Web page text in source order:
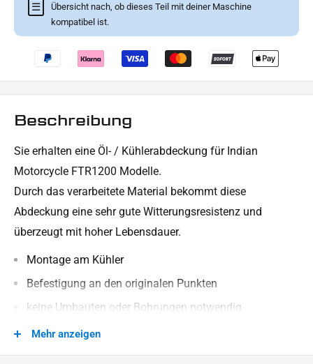
☰
Übersicht nach, ob dieses Teil mit deiner Maschine
kompatibel ist.
Beschreibung
Sie erhalten eine Öl- / Kühlerabdeckung für Indian
Motorcycle FTR1200 Modelle.
Durch das verarbeitete Material bekommt diese
Abdeckung eine sehr gute Witterungsresistenz und
überzeugt mit hoher Lebensdauer.
Montage am Kühler
Befestigung an den originalen Punkten
keine Umbauten oder Bohrungen notwendig
leichter Anbau / genau Passform
besteht aus robustem, stabilem Material (Stahl)
Mehr anzeigen